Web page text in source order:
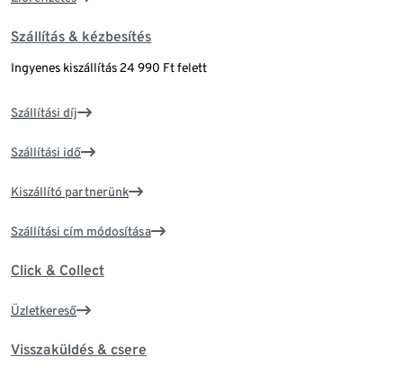
Szállítás & kézbesítés
Ingyenes kiszállítás 24 990 Ft felett
Szállítási díj
Szállítási idő
Kiszállító partnerünk
Szállítási cím módosítása
Click & Collect
Üzletkereső
Visszaküldés & csere